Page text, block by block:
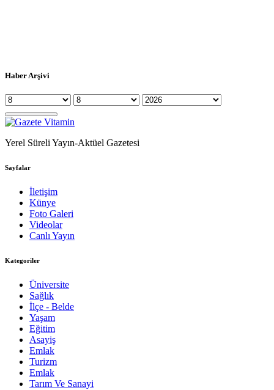
Haber Arşivi
Yerel Süreli Yayın-Aktüel Gazetesi
Sayfalar
İletişim
Künye
Foto Galeri
Videolar
Canlı Yayın
Kategoriler
Üniversite
Sağlık
İlçe - Belde
Yaşam
Eğitim
Asayiş
Emlak
Turizm
Emlak
Tarım Ve Sanayi